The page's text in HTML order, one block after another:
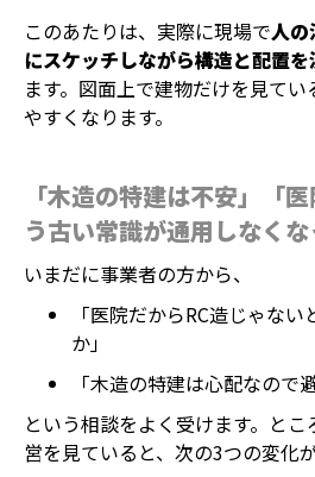
このあたりは、実際に現場で人の
にスケッチしながら構造と配置を
ます。図面上で建物だけを見て
やすくなります。
「木造の特建は不安」「
う古い常識が通用しなく
いまだに事業者の方から、
「医院だからRC造じゃな
か」
「木造の特建は心配なので
という相談をよく受けます。と
営を見ていると、次の3つの変化